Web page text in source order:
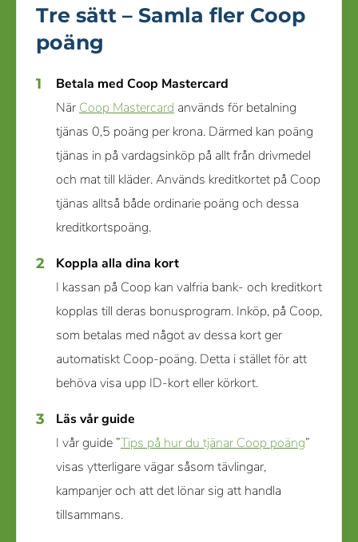
Tre sätt – Samla fler Coop
poäng
Betala med Coop Mastercard
När Coop Mastercard används för betalning
tjänas 0,5 poäng per krona. Därmed kan poäng
tjänas in på vardagsinköp på allt från drivmedel
och mat till kläder. Används kreditkortet på Coop
tjänas alltså både ordinarie poäng och dessa
kreditkortspoäng.
Koppla alla dina kort
I kassan på Coop kan valfria bank- och kreditkort
kopplas till deras bonusprogram. Inköp, på Coop,
som betalas med något av dessa kort ger
automatiskt Coop-poäng. Detta i stället för att
behöva visa upp ID-kort eller körkort.
Läs vår guide
I vår guide ”Tips på hur du tjänar Coop poäng”
visas ytterligare vägar såsom tävlingar,
kampanjer och att det lönar sig att handla
tillsammans.